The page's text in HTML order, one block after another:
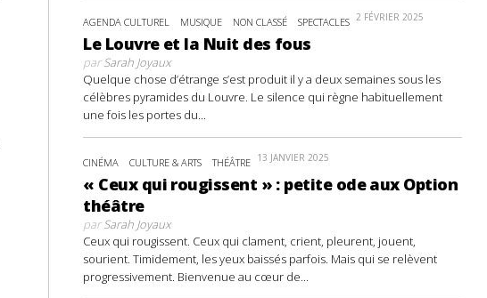
AGENDA CULTUREL MUSIQUE NON CLASSÉ SPECTACLES 2 FÉVRIER 2025
Le Louvre et la Nuit des fous
parSarah Joyaux
Quelque chose d’étrange s’est produit il y a deux semaines sous les
célèbres pyramides du Louvre. Le silence qui règne habituellement
une fois les portes du...
CINÉMA CULTURE & ARTS THÉÂTRE 13 JANVIER 2025
« Ceux qui rougissent » : petite ode aux Option
théâtre
parSarah Joyaux
Ceux qui rougissent. Ceux qui clament, crient, pleurent, jouent,
sourient. Timidement, les yeux baissés parfois. Mais qui se relèvent
progressivement. Bienvenue au cœur de...